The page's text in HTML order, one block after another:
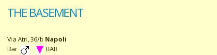
THE BASEMENT
Via Atri, 36/b Napoli
Bar
BAR